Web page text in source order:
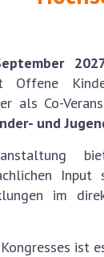
Offene
als Co-
und
im
ist